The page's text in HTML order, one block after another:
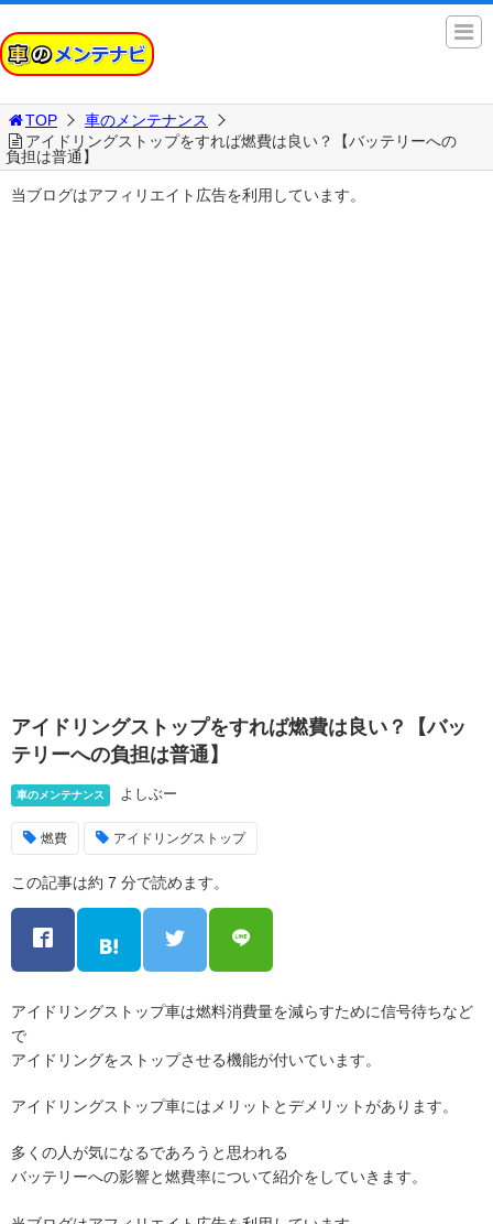
TOP
車のメンテナンス
アイドリングストップをすれば燃費は良い？【バッテリーへの
負担は普通】
当ブログはアフィリエイト広告を利用しています。
アイドリングストップをすれば燃費は良い？【バッ
テリーへの負担は普通】
車のメンテナンス よしぶー
燃費 アイドリングストップ
この記事は約 7 分で読めます。
アイドリングストップ車は燃料消費量を減らすために信号待ちなど
で
アイドリングをストップさせる機能が付いています。
アイドリングストップ車にはメリットとデメリットがあります。
多くの人が気になるであろうと思われる
バッテリーへの影響と燃費率について紹介をしていきます。